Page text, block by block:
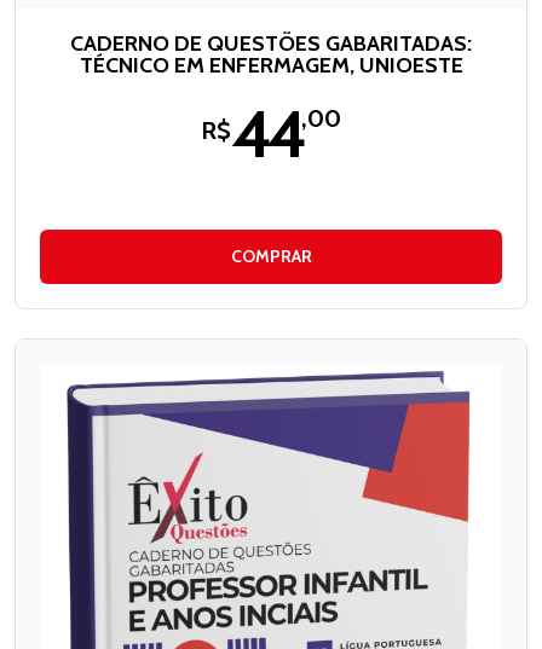
CADERNO DE QUESTÕES GABARITADAS:
TÉCNICO EM ENFERMAGEM, UNIOESTE
R$44,00
COMPRAR